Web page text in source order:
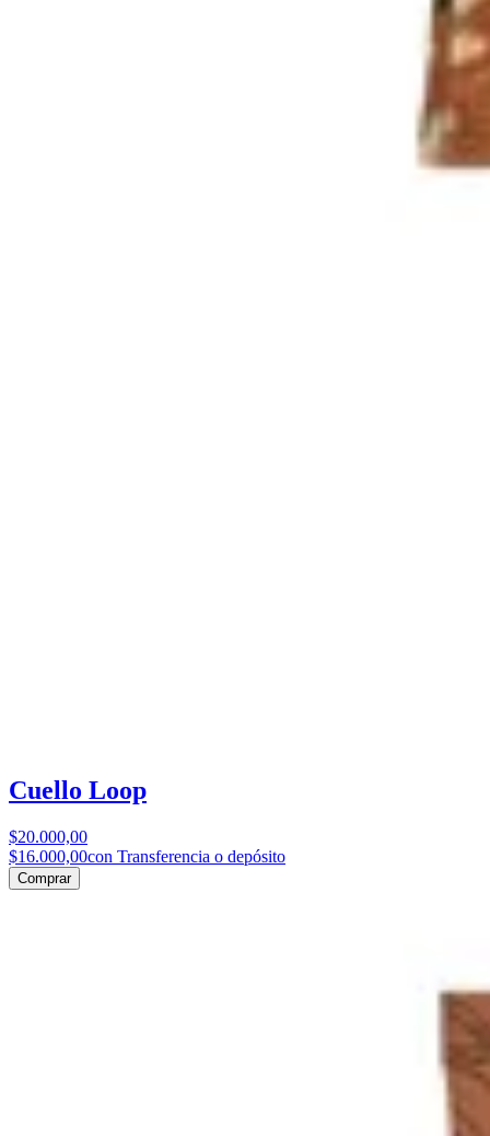
Cuello Loop
$20.000,00
$16.000,00con Transferencia o depósito
Comprar